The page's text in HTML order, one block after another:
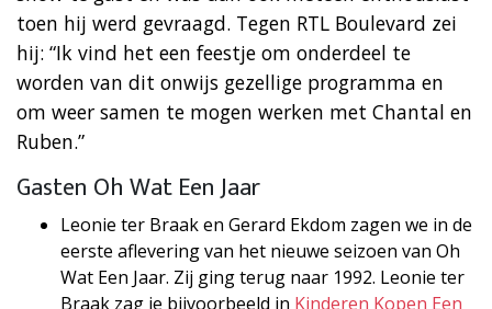
toen hij werd gevraagd. Tegen RTL Boulevard zei
hij: “Ik vind het een feestje om onderdeel te
worden van dit onwijs gezellige programma en
om weer samen te mogen werken met Chantal en
Ruben.”
Gasten Oh Wat Een Jaar
Leonie ter Braak en Gerard Ekdom zagen we in de
eerste aflevering van het nieuwe seizoen van Oh
Wat Een Jaar. Zij ging terug naar 1992. Leonie ter
Braak zag je bijvoorbeeld in Kinderen Kopen Een